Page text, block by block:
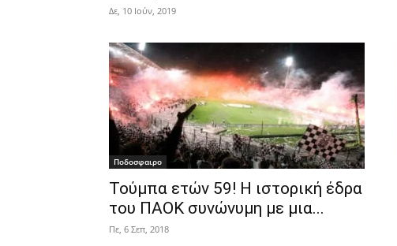
Δε, 10 Ιούν, 2019
Ποδοσφαιρο
Τούμπα ετών 59! Η ιστορική έδρα
του ΠΑΟΚ συνώνυμη με μια...
Πε, 6 Σεπ, 2018